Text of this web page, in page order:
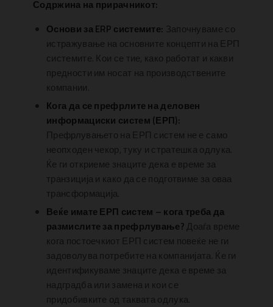
Содржина на прирачникот:
Основи за ERP системите: Започнуваме со
истражување на основните концепти на ЕРП
системите. Кои се тие, како работат и какви
предности им носат на производствените
компании.
Кога да се префрлите на деловен
информациски систем (ЕРП):
Префрлувањето на ЕРП систем не е само
неопходен чекор, туку и стратешка одлука.
Ќе ги откриеме знаците дека е време за
транзиција и како да се подготвиме за оваа
трансформација.
Веќе имате ЕРП систем – кога треба да
размислите за префрлување?Доаѓа време
кога постоечкиот ЕРП систем повеќе не ги
задоволува потребите на компанијата. Ќе ги
идентификуваме знаците дека е време за
надградба или замена и кои се
придобивките од таквата одлука.